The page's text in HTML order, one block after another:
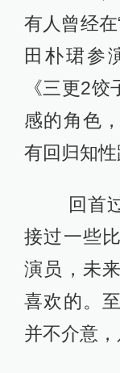
有人曾经
田朴珺参
《三更2
感的角色
有回归知性
回首过
接过一些
演员，未
喜欢的。
并不介意，